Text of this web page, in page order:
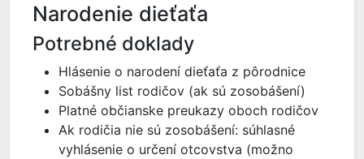
Narodenie dieťaťa
Potrebné doklady
Hlásenie o narodení dieťaťa z pôrodnice
Sobášny list rodičov (ak sú zosobášení)
Platné občianske preukazy oboch rodičov
Ak rodičia nie sú zosobášení: súhlasné
vyhlásenie o určení otcovstva (možno